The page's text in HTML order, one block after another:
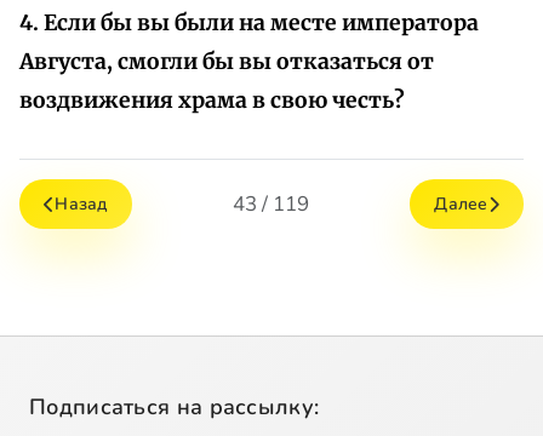
4. Если бы вы были на месте императора
Августа, смогли бы вы отказаться от
воздвижения храма в свою честь?
Назад 43 / 119 Далее
Подписаться на рассылку: